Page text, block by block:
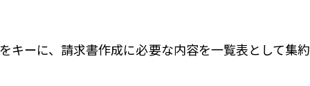
キーに、請求書作成に必要な内容を一覧表として集